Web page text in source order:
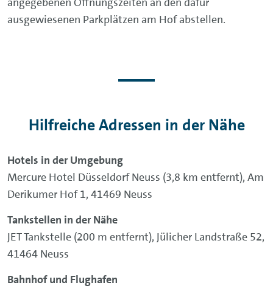
ausgewiesenen Parkplätzen am Hof abstellen.
Hilfreiche Adressen in der Nähe
Hotels in der Umgebung
Mercure Hotel Düsseldorf Neuss (3,8 km entfernt), Am
Derikumer Hof 1, 41469 Neuss
Tankstellen in der Nähe
JET Tankstelle (200 m entfernt), Jülicher Landstraße 52,
41464 Neuss
Bahnhof und Flughafen